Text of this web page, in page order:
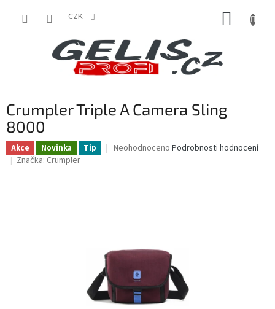
CZK
Crumpler Triple A Camera Sling
8000
Akce Novinka Tip
Průměrné
Neohodnoceno Podrobnosti hodnocení
Značka: Crumpler